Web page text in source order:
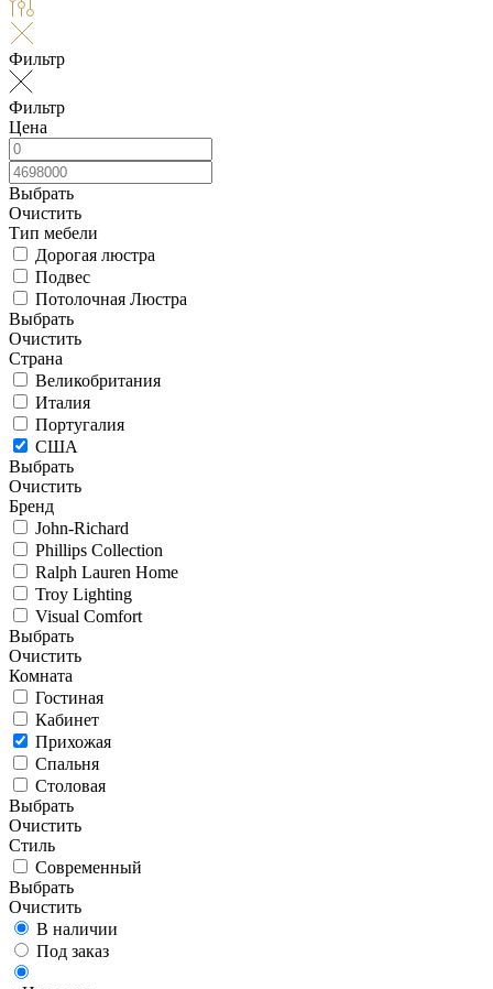
Фильтр
Фильтр
Цена
Выбрать
Очистить
Тип мебели
Дорогая люстра
Подвес
Потолочная Люстра
Выбрать
Очистить
Страна
Великобритания
Италия
Португалия
США
Выбрать
Очистить
Бренд
John-Richard
Phillips Collection
Ralph Lauren Home
Troy Lighting
Visual Comfort
Выбрать
Очистить
Комната
Гостиная
Кабинет
Прихожая
Спальня
Столовая
Выбрать
Очистить
Стиль
Современный
Выбрать
Очистить
В наличии
Под заказ